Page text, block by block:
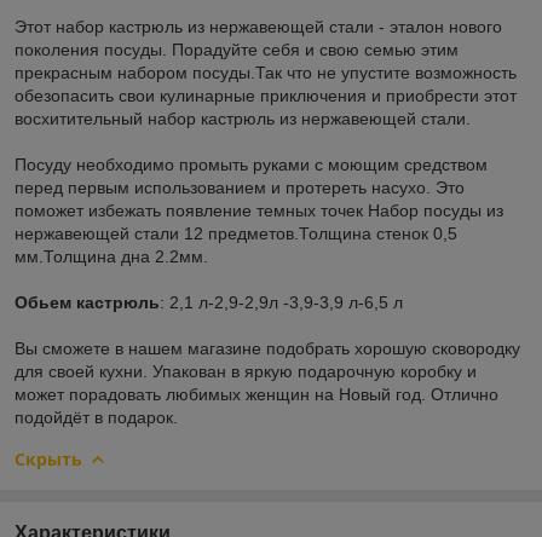
Этот набор кастрюль из нержавеющей стали - эталон нового
поколения посуды. Порадуйте себя и свою семью этим
прекрасным набором посуды.Так что не упустите возможность
обезопасить свои кулинарные приключения и приобрести этот
восхитительный набор кастрюль из нержавеющей стали.
Посуду необходимо промыть руками с моющим средством
перед первым использованием и протереть насухо. Это
поможет избежать появление темных точек Набор посуды из
нержавеющей стали 12 предметов.Толщина стенок 0,5
мм.Толщина дна 2.2мм.
Обьем кастрюль: 2,1 л-2,9-2,9л -3,9-3,9 л-6,5 л
Вы сможете в нашем магазине подобрать хорошую сковородку
для своей кухни. Упакован в яркую подарочную коробку и
может порадовать любимых женщин на Новый год. Отлично
подойдёт в подарок.
Скрыть
Характеристики